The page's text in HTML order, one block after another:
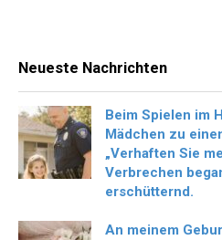
Neueste Nachrichten
Beim Spielen im
Mädchen zu
„Verhaften Sie
Verbrechen
erschütternd.
An meinem